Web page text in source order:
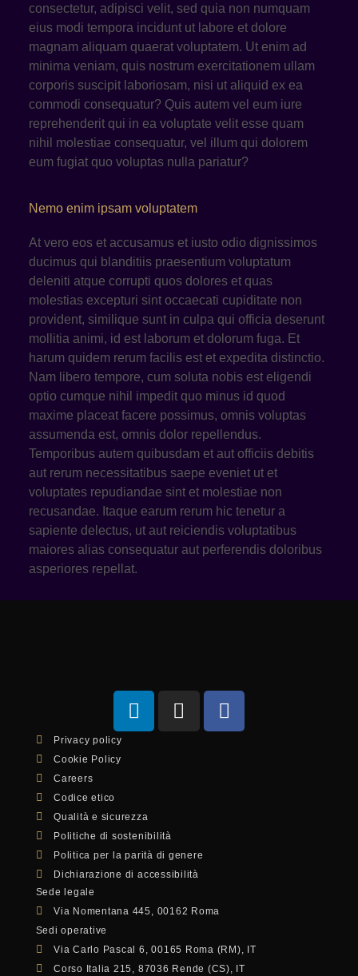
consectetur, adipisci velit, sed quia non numquam
eius modi tempora incidunt ut labore et dolore
magnam aliquam quaerat voluptatem. Ut enim ad
minima veniam, quis nostrum exercitationem ullam
corporis suscipit laboriosam, nisi ut aliquid ex ea
commodi consequatur? Quis autem vel eum iure
reprehenderit qui in ea voluptate velit esse quam
nihil molestiae consequatur, vel illum qui dolorem
eum fugiat quo voluptas nulla pariatur?
Nemo enim ipsam voluptatem
At vero eos et accusamus et iusto odio dignissimos
ducimus qui blanditiis praesentium voluptatum
deleniti atque corrupti quos dolores et quas
molestias excepturi sint occaecati cupiditate non
provident, similique sunt in culpa qui officia deserunt
mollitia animi, id est laborum et dolorum fuga. Et
harum quidem rerum facilis est et expedita distinctio.
Nam libero tempore, cum soluta nobis est eligendi
optio cumque nihil impedit quo minus id quod
maxime placeat facere possimus, omnis voluptas
assumenda est, omnis dolor repellendus.
Temporibus autem quibusdam et aut officiis debitis
aut rerum necessitatibus saepe eveniet ut et
voluptates repudiandae sint et molestiae non
recusandae. Itaque earum rerum hic tenetur a
sapiente delectus, ut aut reiciendis voluptatibus
maiores alias consequatur aut perferendis doloribus
asperiores repellat.
Privacy policy
Cookie Policy
Careers
Codice etico
Qualità e sicurezza
Politiche di sostenibilità
Politica per la parità di genere
Dichiarazione di accessibilità
Sede legale
Via Nomentana 445, 00162 Roma
Sedi operative
Via Carlo Pascal 6, 00165 Roma (RM), IT
Corso Italia 215, 87036 Rende (CS), IT